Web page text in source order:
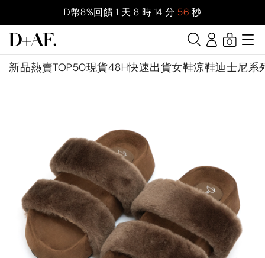
D幣8%回饋 1 天 8 時 14 分 55 秒
新品熱賣TOP50現貨48H快速出貨女鞋涼鞋迪士尼系
0